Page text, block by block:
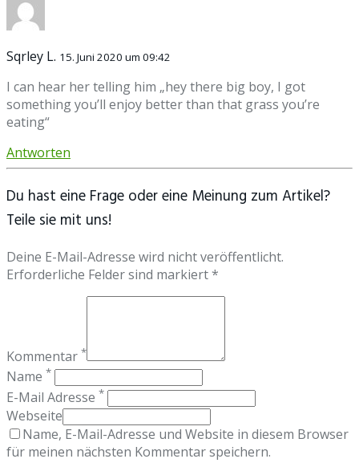
Sqrley L. 15. Juni 2020 um 09:42
I can hear her telling him „hey there big boy, I got
something you’ll enjoy better than that grass you’re
eating“
Antworten
Du hast eine Frage oder eine Meinung zum Artikel?
Teile sie mit uns!
Deine E-Mail-Adresse wird nicht veröffentlicht.
Erforderliche Felder sind markiert *
Kommentar *
Name *
E-Mail Adresse *
Webseite
Name, E-Mail-Adresse und Website in diesem Browser
für meinen nächsten Kommentar speichern.